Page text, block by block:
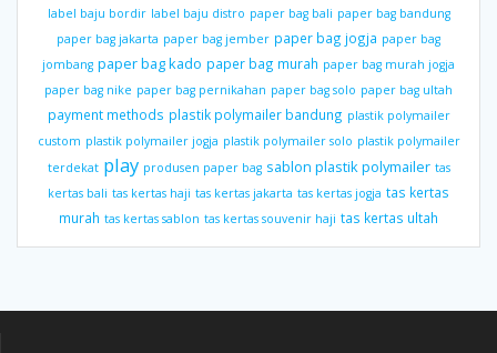
label baju bordir label baju distro paper bag bali paper bag bandung
paper bag jakarta paper bag jember paper bag jogja paper bag
jombang paper bag kado paper bag murah paper bag murah jogja
paper bag nike paper bag pernikahan paper bag solo paper bag ultah
payment methods plastik polymailer bandung plastik polymailer
custom plastik polymailer jogja plastik polymailer solo plastik polymailer
terdekat play produsen paper bag sablon plastik polymailer tas
kertas bali tas kertas haji tas kertas jakarta tas kertas jogja tas kertas
murah tas kertas sablon tas kertas souvenir haji tas kertas ultah